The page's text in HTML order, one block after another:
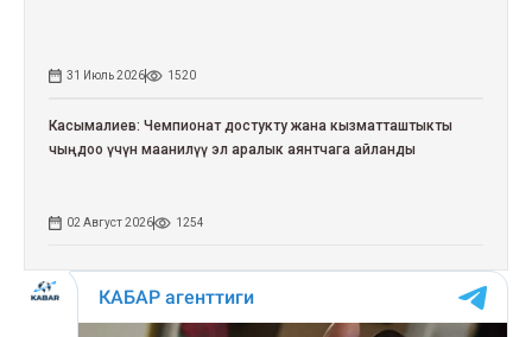
31 Июль 2026 1520
Касымалиев: Чемпионат достукту жана кызматташтыкты
чыңдоо үчүн маанилүү эл аралык аянтчага айланды
02 Август 2026 1254